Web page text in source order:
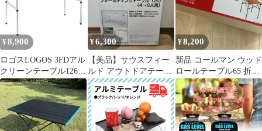
¥ 8,900
ロゴスLOGOS 3FDアル
クリーンテーブル1260
折りたたみアウトドア
テーブル
¥6,300
​【美品】サウスフィー
ルド アウトドアテーブ
ル 120 フォールディン
グテーブル
¥8,200
新品 コールマン ウッド
ロールテーブル65 折り
たたみ 天然木 高さ2段
階調節